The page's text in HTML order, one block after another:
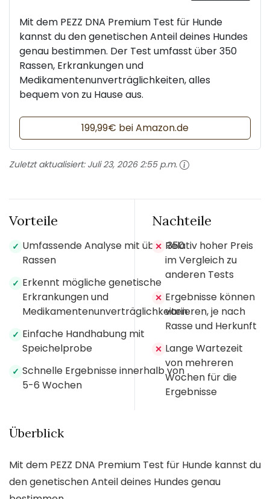
Mit dem PEZZ DNA Premium Test für Hunde
kannst du den genetischen Anteil deines Hundes
genau bestimmen. Der Test umfasst über 350
Rassen, Erkrankungen und
Medikamentenunverträglichkeiten, alles
bequem von zu Hause aus.
199,99€ bei Amazon.de
Zuletzt aktualisiert: Juli 23, 2026 2:55 p.m.
Vorteile
✓ Umfassende Analyse mit über 350
Rassen
✓ Erkennt mögliche genetische
Erkrankungen und
Medikamentenunverträglichkeiten
✓ Einfache Handhabung mit
Speichelprobe
✓ Schnelle Ergebnisse innerhalb von
5-6 Wochen
Nachteile
✕ Relativ hoher Preis
im Vergleich zu
anderen Tests
✕ Ergebnisse können
variieren, je nach
Rasse und Herkunft
✕ Lange Wartezeit
von mehreren
Wochen für die
Ergebnisse
Überblick
Mit dem PEZZ DNA Premium Test für Hunde kannst du
den genetischen Anteil deines Hundes genau